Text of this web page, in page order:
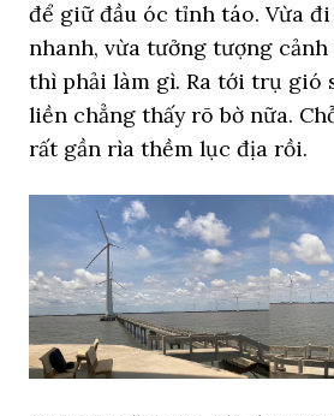
để giữ đầu óc tỉnh táo. Vừa
nhanh, vừa tưởng tượng
thì phải làm gì. Ra tới trụ gió
liền chẳng thấy rõ bờ nữa.
rất gần rìa thềm lục địa rồi.